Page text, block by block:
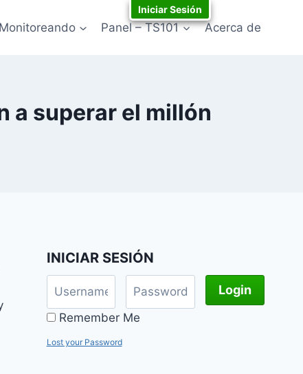
Monitoreando Panel – TS101 Acerca de
a superar el millón
INICIAR SESIÓN
Remember Me
Lost your Password
Iniciar Sesión